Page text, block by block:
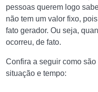
pessoas querem logo
não tem um valor fixo,
fato gerador. Ou seja,
ocorreu, de fato.
Confira a seguir como
situação e tempo: